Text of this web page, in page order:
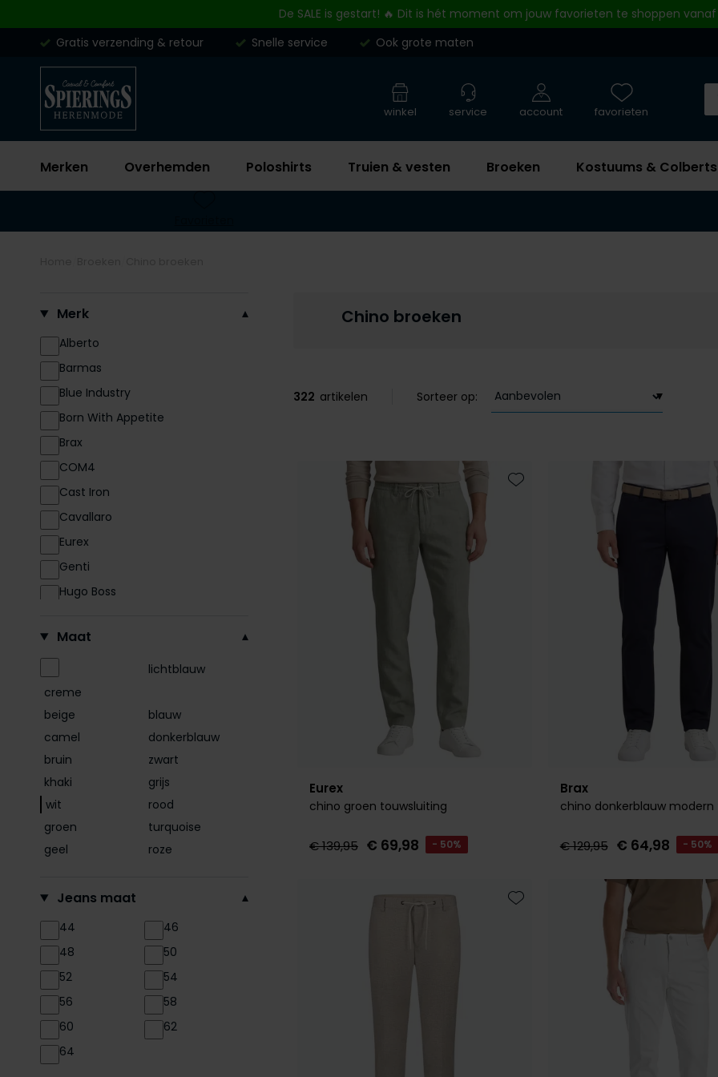
De SALE is gestart! 🔥 Dit is hét moment om jouw favorieten te shoppen vanaf
Gratis verzending & retour
Snelle service Ook grote maten
Merken Overhemden Poloshirts Truien & vesten Broeken Kostuums & Colberts
winkel service account favorieten
Chino broeken
Merk
Alberto
Barmas
Blue Industry
Born With Appetite
Brax
COM4
Cast Iron
Cavallaro
Eurex
Genti
Hugo Boss
Meyer
PME Legend
Profuomo
Replay
Tommy Hilfiger
Tramarossa
Maat
creme
lichtblauw
beige
blauw
camel
donkerblauw
bruin
zwart
khaki
grijs
wit
rood
groen
turquoise
geel
roze
Jeans maat
44
46
48
50
52
54
56
58
60
62
64
322 artikelen Sorteer op:
Eurex
chino groen touwsluiting
€ 139,95 € 69,98 - 50%
Toevoegen aan favorieten
Brax
chino donkerblauw modern
€ 129,95 € 64,98 - 50%
Toevoegen aan favorieten